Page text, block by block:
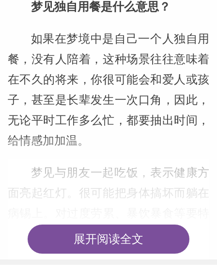
梦见独自用餐是什么意思？
如果在梦境中是自己一个人独自用
餐，没有人陪着，这种场景往往意味着
在不久的将来，你很可能会和爱人或孩
子，甚至是长辈发生一次口角，因此，
无论平时工作多么忙，都要抽出时间，
给情感加加温。
梦见与朋友一起吃饭，表示健康方
面亮起红灯。很可能把身体搞坏而躺在
别小心。
展开阅读全文